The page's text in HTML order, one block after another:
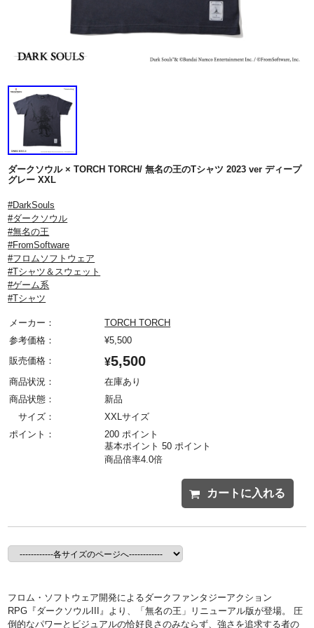
ダークソウル × TORCH TORCH/ 無名の王のTシャツ 2023 ver ディープ
グレー XXL
#DarkSouls
#ダークソウル
#無名の王
#FromSoftware
#フロムソフトウェア
#Tシャツ＆スウェット
#ゲーム系
#Tシャツ
メーカー：
TORCH TORCH
参考価格：
¥5,500
販売価格：
¥5,500
商品状況：
在庫あり
商品状態：
新品
サイズ：
XXLサイズ
ポイント：
200 ポイント
基本ポイント 50 ポイント
商品倍率4.0倍
カートに入れる
フロム・ソフトウェア開発によるダークファンタジーアクション
RPG『ダークソウルIII』より、「無名の王」リニューアル版が登場。 圧
倒的なパワーとビジュアルの恰好良さのみならず、強さを追求する者の